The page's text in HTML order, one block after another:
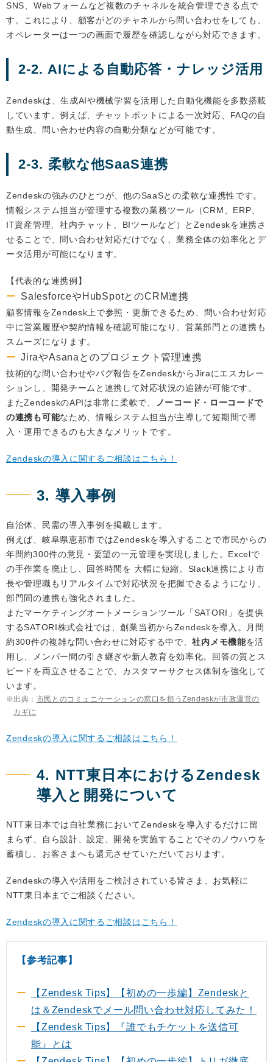
SNS、Webフォームなど複数のチャネルを統合管理できる点で
す。これにより、顧客がどのチャネルから問い合わせをしても、
オペレーターは一つの画面で履歴を確認しながら対応できます。
2-2. AIによる自動応答・ナレッジ活用
Zendeskは、生成AIや機械学習を活用した自動化機能を多数搭載
しています。例えば、チャットボットによる一次対応、FAQの自
動生成、問い合わせ内容の自動分類などが可能です。
2-3. 柔軟な他SaaS連携
Zendeskの強みのひとつが、他のSaaSとの柔軟な連携性です。
情報システム担当が管理する複数の業務ツール（CRM、ERP、
IT資産管理、社内チャット、BIツールなど）とZendeskを連携さ
せることで、問い合わせ対応だけでなく、業務全体の効率化とデ
ータ活用が可能になります。
【代表的な連携例】
SalesforceやHubSpotとのCRM連携
顧客情報をZendesk上で参照・更新できるため、問い合わせ対応
中に営業履歴や契約情報を確認可能になり、営業部門との連携も
スムーズになります。
JiraやAsanaとのプロジェクト管理連携
技術的な問い合わせやバグ報告をZendeskからJiraにエスカレー
ションし、開発チームと連携して対応状況の追跡が可能です。
またZendeskのAPIは非常に柔軟で、
ノーコード・ローコードで
の連携も可能なため、情報システム担当が主導して短期間で導
入・運用できるのも大きなメリットです。
Zendeskの導入に関するご相談はこちら！
3. 導入事例
自治体、民需の導入事例を掲載します。
例えば、岐阜県恵那市ではZendeskを導入することで市民からの
年間約300件の意見・要望の一元管理を実現しました。Excelで
の手作業を廃止し、回答時間を 大幅に短縮。Slack連携により市
長や管理職もリアルタイムで対応状況を把握できるようになり、
部門間の連携も強化されました。
またマーケティングオートメーションツール「SATORI」を提供
するSATORI株式会社では、創業当初からZendeskを導入。月間
約300件の複雑な問い合わせに対応する中で、社内メモ機能を活
用し、メンバー間の引き継ぎや新人教育を効率化。回答の質とス
ピードを両立させることで、カスタマーサクセス体制を強化して
います。
出典： 市民とのコミュニケーションの窓口を担うZendeskが市政運営の
カギに
Zendeskの導入に関するご相談はこちら！
4. NTT東日本におけるZendesk
導入と開発について
NTT東日本では自社業務においてZendeskを導入するだけに留
まらず、自ら設計、設定、開発を実施することでそのノウハウを
蓄積し、お客さまへも還元させていただいております。
Zendeskの導入や活用をご検討されている皆さま、お気軽に
NTT東日本までご相談ください。
Zendeskの導入に関するご相談はこちら！
【参考記事】
【Zendesk Tips】【初めの一歩編】Zendeskと
は＆Zendeskでメール問い合わせ対応してみた！
【Zendesk Tips】『誰でもチケットを送信可
能』とは